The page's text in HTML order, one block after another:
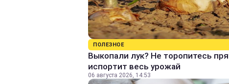
ПОЛЕЗНОЕ
Выкопали лук? Не торопитесь
испортит весь урожай
06 августа 2026, 14:53